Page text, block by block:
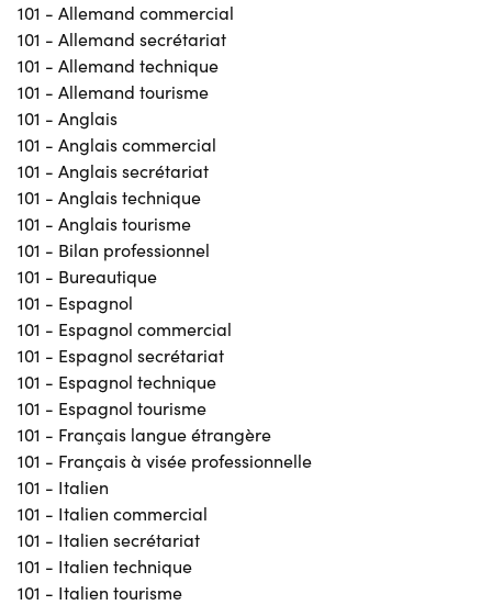
101 - Allemand commercial
101 - Allemand secrétariat
101 - Allemand technique
101 - Allemand tourisme
101 - Anglais
101 - Anglais commercial
101 - Anglais secrétariat
101 - Anglais technique
101 - Anglais tourisme
101 - Bilan professionnel
101 - Bureautique
101 - Espagnol
101 - Espagnol commercial
101 - Espagnol secrétariat
101 - Espagnol technique
101 - Espagnol tourisme
101 - Français langue étrangère
101 - Français à visée professionnelle
101 - Italien
101 - Italien commercial
101 - Italien secrétariat
101 - Italien technique
101 - Italien tourisme